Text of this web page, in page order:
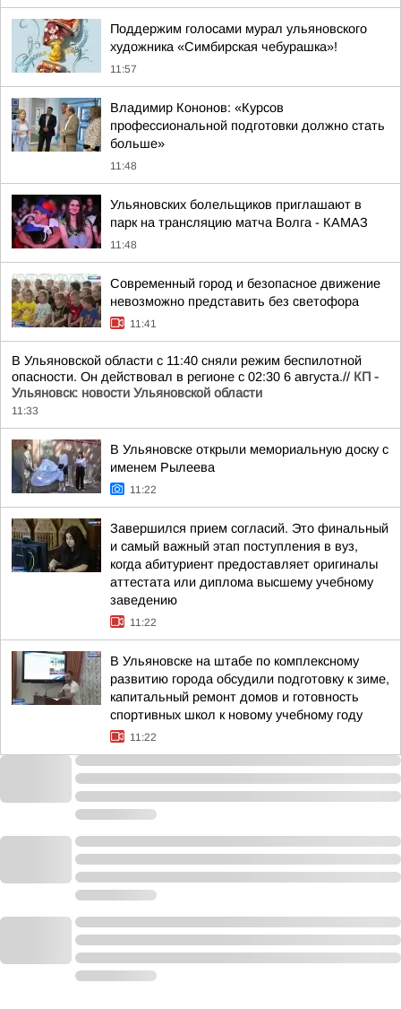
Поддержим голосами мурал ульяновского
художника «Симбирская чебурашка»!
11:57
Владимир Кононов: «Курсов
профессиональной подготовки должно стать
больше»
11:48
Ульяновских болельщиков приглашают в
парк на трансляцию матча Волга - КАМАЗ
11:48
Современный город и безопасное движение
невозможно представить без светофора
11:41
В Ульяновской области с 11:40 сняли режим беспилотной
опасности. Он действовал в регионе с 02:30 6 августа.// КП -
Ульяновск: новости Ульяновской области
11:33
В Ульяновске открыли мемориальную доску с
именем Рылеева
11:22
Завершился прием согласий. Это финальный
и самый важный этап поступления в вуз,
когда абитуриент предоставляет оригиналы
аттестата или диплома высшему учебному
заведению
11:22
В Ульяновске на штабе по комплексному
развитию города обсудили подготовку к зиме,
капитальный ремонт домов и готовность
спортивных школ к новому учебному году
11:22